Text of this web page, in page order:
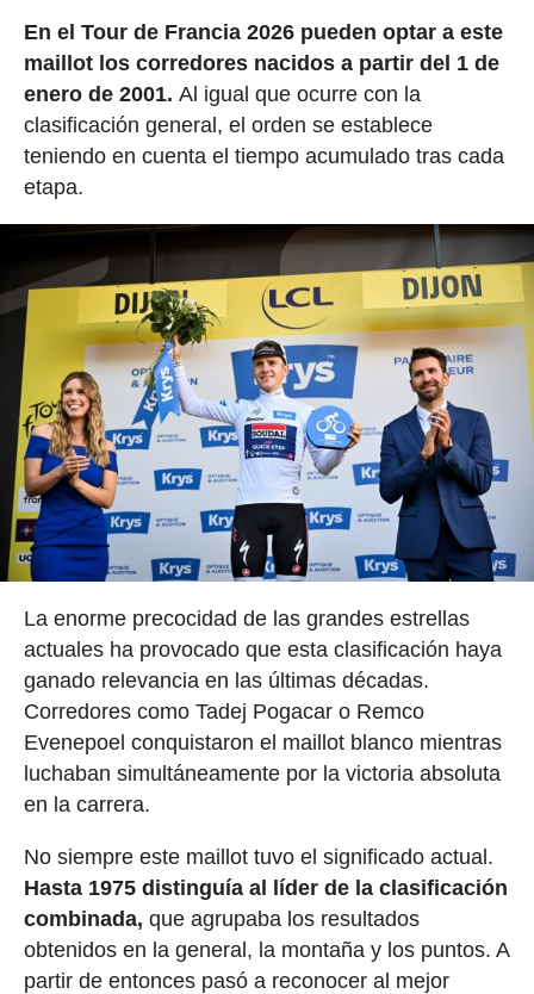
En el Tour de Francia 2026 pueden optar a este
maillot los corredores nacidos a partir del 1 de
enero de 2001. Al igual que ocurre con la
clasificación general, el orden se establece
teniendo en cuenta el tiempo acumulado tras cada
etapa.
La enorme precocidad de las grandes estrellas
actuales ha provocado que esta clasificación haya
ganado relevancia en las últimas décadas.
Corredores como Tadej Pogacar o Remco
Evenepoel conquistaron el maillot blanco mientras
luchaban simultáneamente por la victoria absoluta
en la carrera.
No siempre este maillot tuvo el significado actual.
Hasta 1975 distinguía al líder de la clasificación
combinada, que agrupaba los resultados
obtenidos en la general, la montaña y los puntos. A
partir de entonces pasó a reconocer al mejor